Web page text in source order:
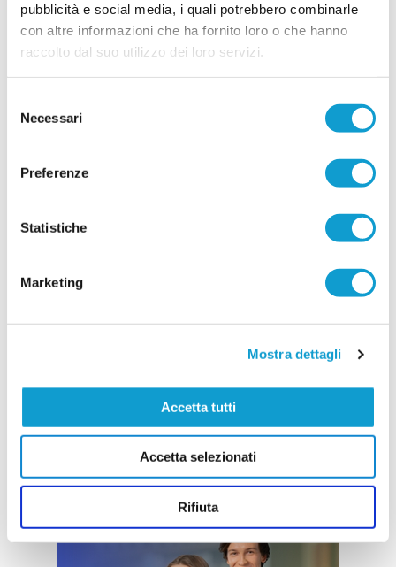
pubblicità e social media, i quali potrebbero combinarle
con altre informazioni che ha fornito loro o che hanno
raccolto dal suo utilizzo dei loro servizi.
delNecessari
Preferenze
Statistiche
Marketing
Mostra dettagli
Accetta tutti
Accetta selezionati
Rifiuta
CROCE DI CASALE. Si accende il mercato:
in attacco arriva Papa Ndiour
COMUNANZA. Piazza il colpo di mercato il Croce
di Casale, società neo promossa in Seconda
Antognozzi ha acquisito le prestazioni sportive di
un attaccante dal notevole potenziale come
15/07/2026